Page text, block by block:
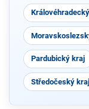
Pardubický kraj
Středočeský kraj